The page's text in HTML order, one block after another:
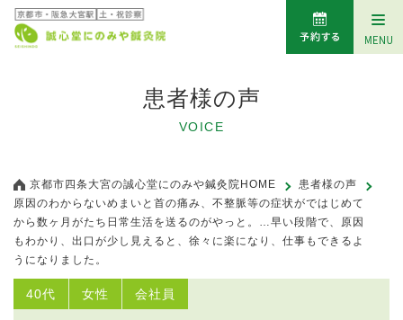
患者様の声
VOICE
京都市四条大宮の誠心堂にのみや鍼灸院HOME
患者様の声
原因のわからないめまいと首の痛み、不整脈等の症状がではじめて
から数ヶ月がたち日常生活を送るのがやっと。…早い段階で、原因
もわかり、出口が少し見えると、徐々に楽になり、仕事もできるよ
うになりました。
40代 女性 会社員